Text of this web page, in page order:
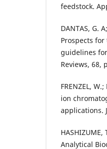
feedstock.
DANTAS, G.
Prospects
guidelines
Reviews, 68,
FRENZEL,
ion
applications.
Analytical